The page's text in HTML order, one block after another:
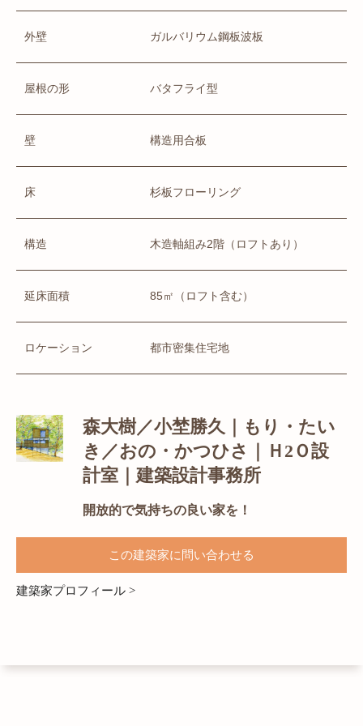
外壁 ガルバリウム鋼板波板
屋根の形 バタフライ型
壁 構造用合板
床 杉板フローリング
構造 木造軸組み2階（ロフトあり）
延床面積 85㎡（ロフト含む）
ロケーション 都市密集住宅地
森大樹／小埜勝久｜もり・たい
き／おの・かつひさ｜Ｈ2Ｏ設
計室｜建築設計事務所
開放的で気持ちの良い家を！
この建築家に問い合わせる
建築家プロフィール >